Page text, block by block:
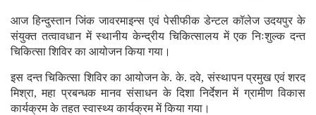
आज हिन्दुस्तान जिंक जावरमाइन्स एवं पेसीफीक डेन्टल कॉलेज उदयपुर के
संयुक्त तत्वावधान में स्थानीय केन्द्रीय चिकित्सालय में एक निःशुल्क दन्त
चिकित्सा शिविर का आयोजन किया गया।
इस दन्त चिकित्सा शिविर का आयोजन के. के. दवे, संस्थापन प्रमुख एवं शरद
मिश्रा, महा प्रबन्धक मानव संसाधन के दिशा निर्देशन में ग्रामीण विकास
कार्यक्रम के तहत स्वास्थ्य कार्यक्रम में किया गया।